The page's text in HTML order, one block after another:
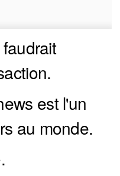
est l'un
au monde.